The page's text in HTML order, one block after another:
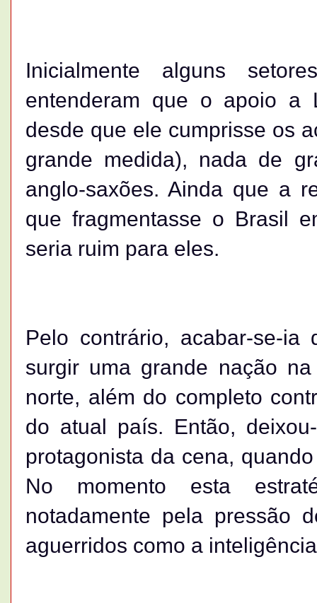
Inicialmente alguns
entenderam que o apoio a
desde que ele cumprisse os
grande medida), nada de
anglo-saxões. Ainda que a
que fragmentasse o Brasil
seria ruim para eles.
Pelo contrário, acabar-se-
surgir uma grande nação
norte, além do completo
do atual país. Então,
protagonista da cena,
No momento esta
notadamente pela pressão
aguerridos como a